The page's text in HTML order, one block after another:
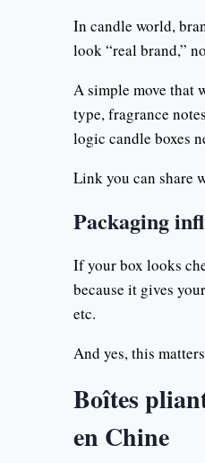
In candle world,
look “real brand,”
A simple move that
type, fragrance
logic candle boxes
Link you can share
Packaging
If your box looks
because it gives
etc.
And yes, this
Boîtes
en Chine